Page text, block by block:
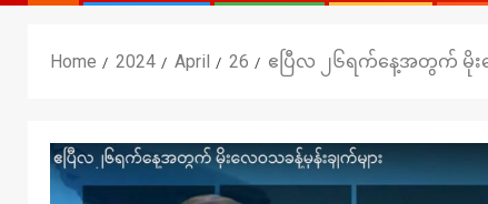
Home 2024 April 26 ဧပြီလ ၂၆ရက်နေ့အတွက် မိုးလ